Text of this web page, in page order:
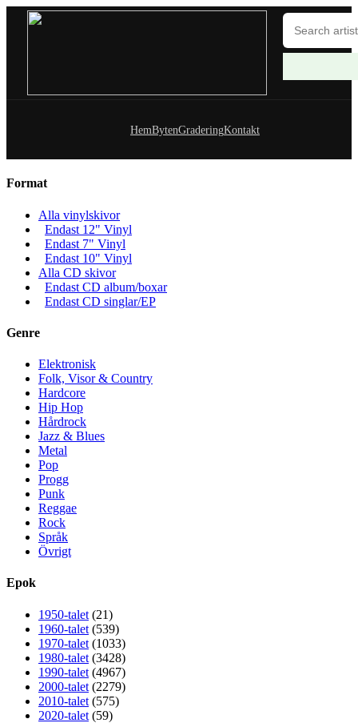
HemBytenGraderingKontakt
Format
Alla vinylskivor
Endast 12" Vinyl
Endast 7" Vinyl
Endast 10" Vinyl
Alla CD skivor
Endast CD album/boxar
Endast CD singlar/EP
Genre
Elektronisk
Folk, Visor & Country
Hardcore
Hip Hop
Hårdrock
Jazz & Blues
Metal
Pop
Progg
Punk
Reggae
Rock
Språk
Övrigt
Epok
1950-talet (21)
1960-talet (539)
1970-talet (1033)
1980-talet (3428)
1990-talet (4967)
2000-talet (2279)
2010-talet (575)
2020-talet (59)